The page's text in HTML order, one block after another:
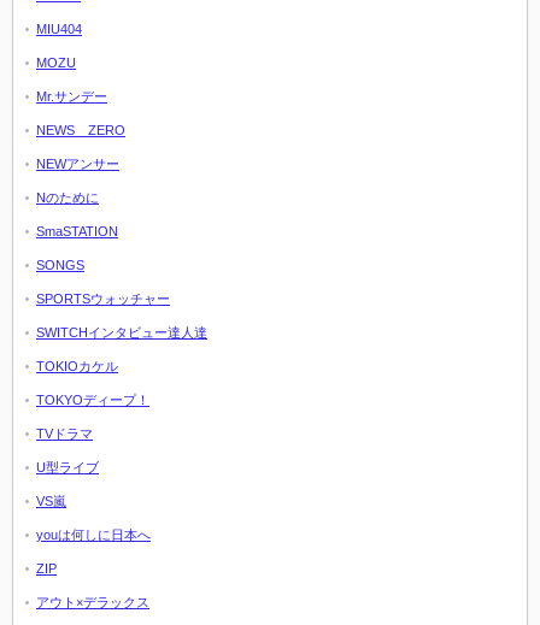
MIU404
MOZU
Mr.サンデー
NEWS ZERO
NEWアンサー
Nのために
SmaSTATION
SONGS
SPORTSウォッチャー
SWITCHインタビュー達人達
TOKIOカケル
TOKYOディープ！
TVドラマ
U型ライブ
VS嵐
youは何しに日本へ
ZIP
アウト×デラックス